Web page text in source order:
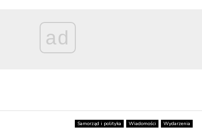
ad
Samorząd i polityka Wiadomości Wydarzenia